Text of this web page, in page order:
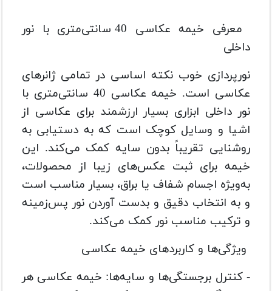
معرفی خیمه عکاسی 40 سانتی‌متری با نور
داخلی
نورپردازی خوب نکته اساسی در تمامی ژانرهای
عکاسی است. خیمه عکاسی 40 سانتی‌متری با
نور داخلی ابزاری بسیار ارزشمند برای عکاسی از
اشیا و وسایل کوچک است که به دستیابی به
روشنایی تقریباً بدون سایه کمک می‌کند. این
خیمه برای ثبت عکس‌های زیبا از محصولات،
به‌ویژه اجسام شفاف یا براق، بسیار مناسب است
و به انتخاب دقیق و بدست آوردن نور پس‌زمینه
و ترکیب مناسب نور کمک می‌کند.
ویژگی‌ها و کاربردهای خیمه عکاسی
- کنترل برجستگی‌ها و سایه‌ها: خیمه عکاسی هر